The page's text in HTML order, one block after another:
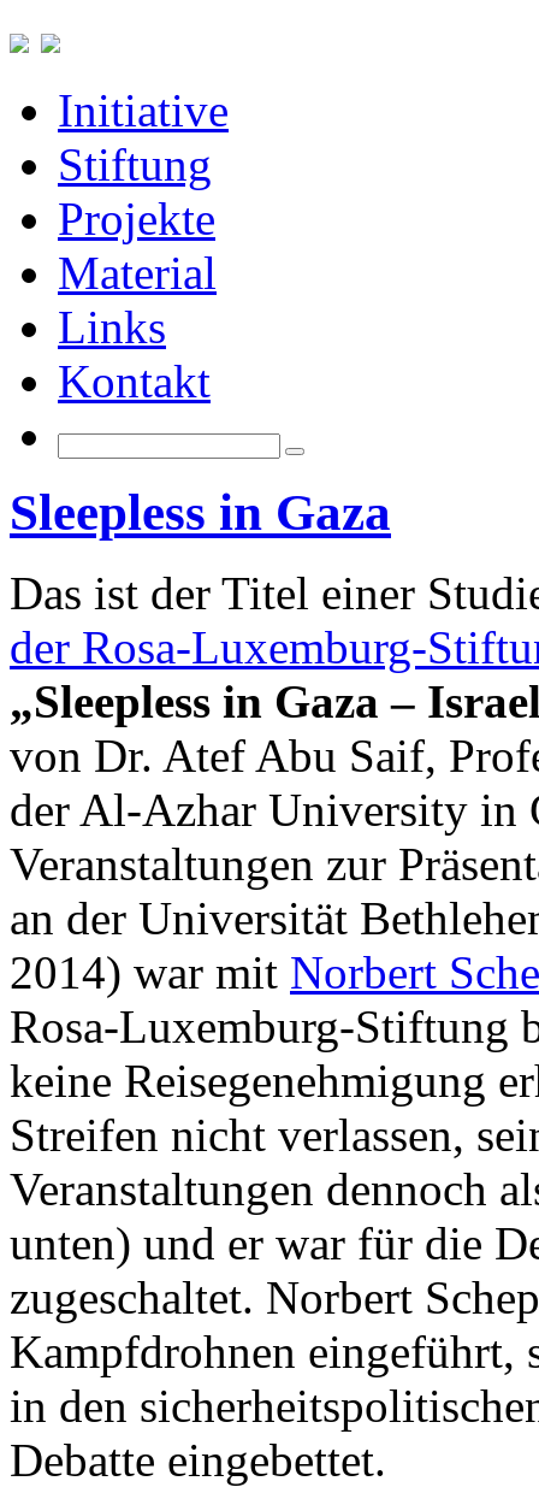
Initiative
Stiftung
Projekte
Material
Links
Kontakt
Sleepless in Gaza
Das ist der Titel einer
der Rosa-Luxemburg-
„Sleepless in Gaza –
von Dr. Atef Abu Saif,
der Al-Azhar University in
Veranstaltungen zur
an der Universität
2014) war mit Norbert
Rosa-Luxemburg-Stiftung
keine Reisegenehmigung
Streifen nicht verlassen,
Veranstaltungen dennoch
unten) und er war für die
zugeschaltet. Norbert
Kampfdrohnen eingeführt,
in den
Debatte eingebettet.